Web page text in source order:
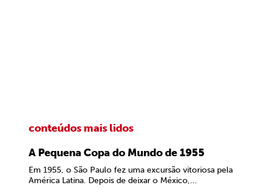
conteúdos mais lidos
A Pequena Copa do Mundo de 1955
Em 1955, o São Paulo fez uma excursão vitoriosa pela
América Latina. Depois de deixar o México,...